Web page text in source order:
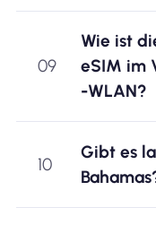
09
Wie ist
eSIM im
-WLAN?
10
Gibt es